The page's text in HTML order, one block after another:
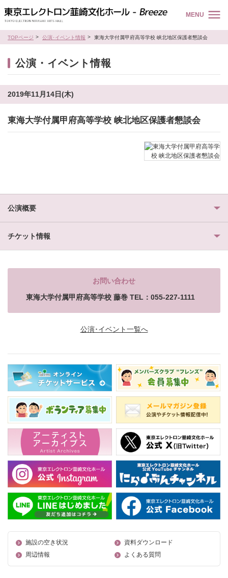
MENU
TOPページ 公演･イベント情報 東海大学付属甲府高等学校 峡北地区保護者懇談会
公演・イベント情報
2019年11月14日(木)
東海大学付属甲府高等学校 峡北地区保護者懇談会
公演概要
チケット情報
お問い合わせ
東海大学付属甲府高等学校 藤巻 TEL：055-227-1111
公演･イベント一覧へ
施設の空き状況
資料ダウンロード
周辺情報
よくある質問